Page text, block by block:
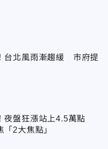
台北風雨漸趨緩 市府提
夜盤狂漲站上4.5萬點
2大焦點」